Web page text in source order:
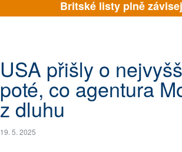
Britské listy plně
USA přišly o
poté, co agentura
z dluhu
19. 5. 2025